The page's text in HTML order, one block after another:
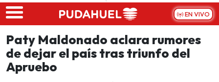
Skip to main content
EN VIVO
Paty Maldonado aclara rumores
de dejar el país tras triunfo del
Apruebo